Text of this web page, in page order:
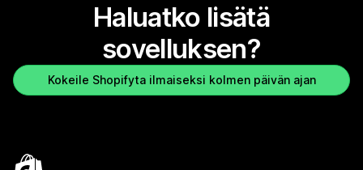
Haluatko lisätä
sovelluksen?
Kokeile Shopifyta ilmaiseksi kolmen päivän ajan